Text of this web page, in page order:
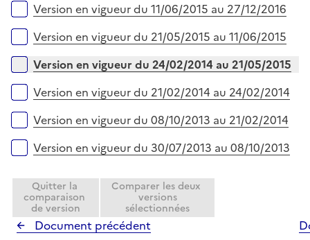
Version en vigueur du 11/06/2015 au 27/12/2016
Version en vigueur du 21/05/2015 au 11/06/2015
Version en vigueur du 24/02/2014 au 21/05/2015
Version en vigueur du 21/02/2014 au 24/02/2014
Version en vigueur du 08/10/2013 au 21/02/2014
Version en vigueur du 30/07/2013 au 08/10/2013
Quitter la
comparaison
de version
Comparer les deux
versions
sélectionnées
Document précédent